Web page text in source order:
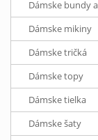
Dámske bundy
Dámske mikiny
Dámske tričká
Dámske topy
Dámske tielka
Dámske šaty